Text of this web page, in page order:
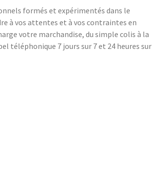
formés et expérimentés dans le
à vos attentes et à vos contraintes en
votre marchandise, du simple colis à la
téléphonique 7 jours sur 7 et 24 heures sur